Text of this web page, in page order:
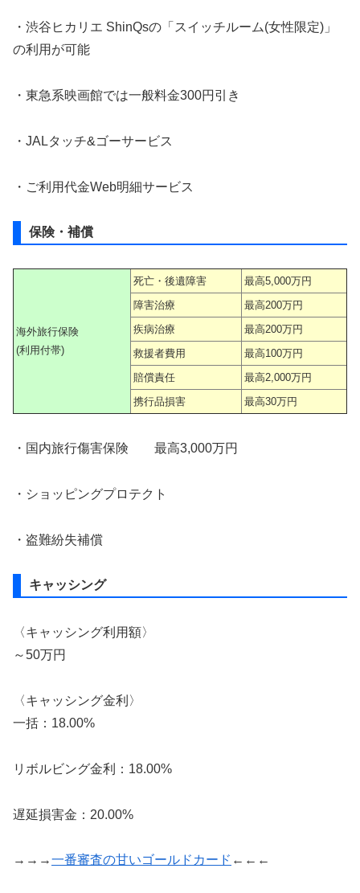
・渋谷ヒカリエ ShinQsの「スイッチルーム(女性限定)」
の利用が可能
・東急系映画館では一般料金300円引き
・JALタッチ&ゴーサービス
・ご利用代金Web明細サービス
保険・補償
海外旅行保険
(利用付帯)
死亡・後遺障害
最高5,000万円
障害治療
最高200万円
疾病治療
最高200万円
救援者費用
最高100万円
賠償責任
最高2,000万円
携行品損害
最高30万円
・国内旅行傷害保険 最高3,000万円
・ショッピングプロテクト
・盗難紛失補償
キャッシング
〈キャッシング利用額〉
～50万円
〈キャッシング金利〉
一括：18.00%
リボルビング金利：18.00%
遅延損害金：20.00%
→→→一番審査の甘いゴールドカード ←←←